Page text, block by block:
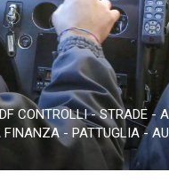
CONTROLLI - STRADE -
- PATTUGLIA -